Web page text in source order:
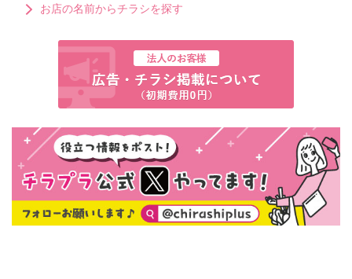
お店の名前からチラシを探す